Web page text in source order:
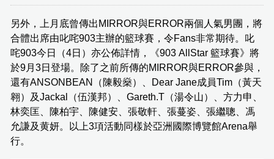
另外，上月底曾傳出MIRROR與ERROR兩個人氣男團，將
合體出席由叱咤903主辦的籃球賽，令Fans非常期待。叱
咤903今日（4日）亦公佈詳情，《903 AllStar 籃球賽》將
於9月3日登場。除了之前所傳的MIRROR與ERROR參與，
還有ANSONBEAN（陳毅燊）、Dear Jane成員Tim（黃天
翱）及Jackal（伍漢邦）、Gareth.T（湯令山）、方力申、
林奕匡、陳柏宇、陳健安、張敬軒、張蔓姿、張繼聰、馮
允謙及黄妍。以上3項活動同樣於亞洲國際博覽館Arena舉
行。